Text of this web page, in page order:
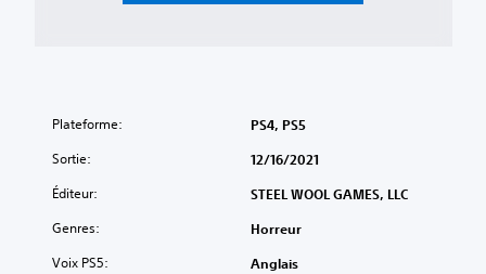
Plateforme: PS4, PS5
Sortie: 12/16/2021
Éditeur: STEEL WOOL GAMES, LLC
Genres: Horreur
Voix PS5: Anglais